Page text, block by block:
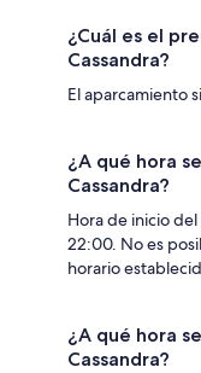
¿Cuál es el
Cassandra?
El aparcamiento
¿A qué hora
Cassandra?
Hora de inicio
22:00. No es
horario
¿A qué hora
Cassandra?